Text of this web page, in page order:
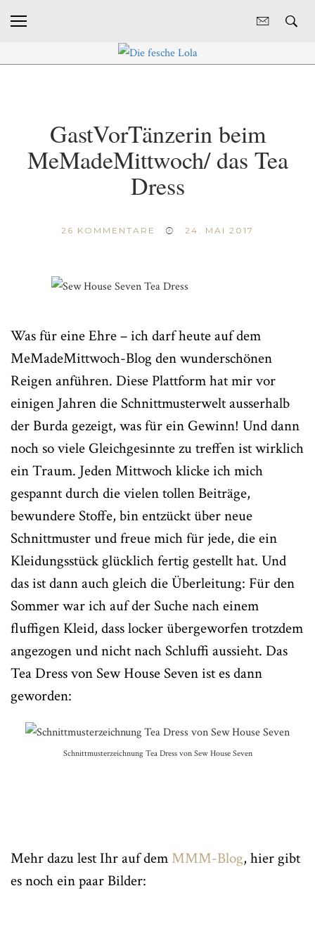
GastVorTänzerin beim
MeMadeMittwoch/ das Tea
Dress
26 KOMMENTARE 24. MAI 2017
Was für eine Ehre – ich darf heute auf dem
MeMadeMittwoch-Blog den wunderschönen
Reigen anführen. Diese Plattform hat mir vor
einigen Jahren die Schnittmusterwelt ausserhalb
der Burda gezeigt, was für ein Gewinn! Und dann
noch so viele Gleichgesinnte zu treffen ist wirklich
ein Traum. Jeden Mittwoch klicke ich mich
gespannt durch die vielen tollen Beiträge,
bewundere Stoffe, bin entzückt über neue
Schnittmuster und freue mich für jede, die ein
Kleidungsstück glücklich fertig gestellt hat. Und
das ist dann auch gleich die Überleitung: Für den
Sommer war ich auf der Suche nach einem
fluffigen Kleid, dass locker übergeworfen trotzdem
angezogen und nicht nach Schluffi aussieht. Das
Tea Dress von Sew House Seven ist es dann
geworden:
Schnittmusterzeichnung Tea Dress von Sew House Seven
Mehr dazu lest Ihr auf demMMM-Blog, hier gibt
es noch ein paar Bilder: